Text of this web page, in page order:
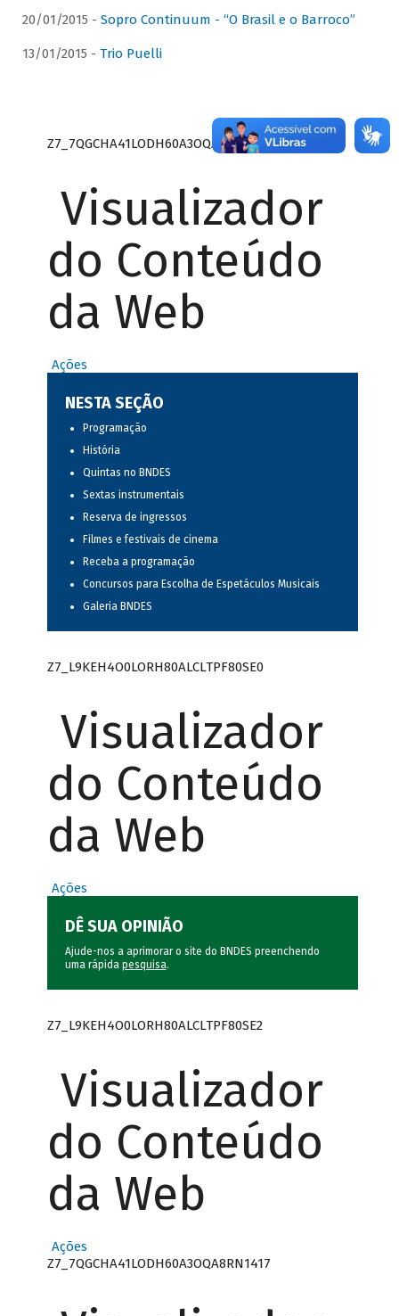
20/01/2015 - Sopro Continuum - “O Brasil e o Barroco”
13/01/2015 - Trio Puelli
Z7_7QGCHA41LODH60A3OQA8RN1415
Visualizador
do Conteúdo
da Web
Ações
NESTA SEÇÃO
Programação
História
Quintas no BNDES
Sextas instrumentais
Reserva de ingressos
Filmes e festivais de cinema
Receba a programação
Concursos para Escolha de Espetáculos Musicais
Galeria BNDES
Z7_L9KEH4O0LORH80ALCLTPF80SE0
Visualizador
do Conteúdo
da Web
Ações
DÊ SUA OPINIÃO
Ajude-nos a aprimorar o site do BNDES preenchendo
uma rápida pesquisa.
Z7_L9KEH4O0LORH80ALCLTPF80SE2
Visualizador
do Conteúdo
da Web
Ações
Z7_7QGCHA41LODH60A3OQA8RN1417